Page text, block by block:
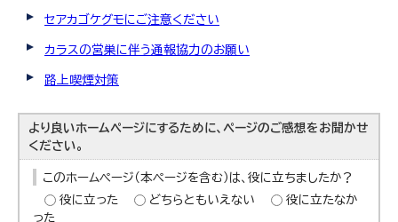
セアカゴケグモにご注意ください
カラスの営巣に伴う通報協力のお願い
路上喫煙対策
より良いホームページにするために、ページのご感想をお聞かせ
ください。
このホームページ（本ページを含む）は、役に立ちましたか？
役に立った
どちらともいえない
役に立たなか
った